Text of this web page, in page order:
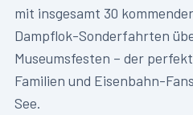
mit insgesamt 30
Dampflok-Sonderfahrten
Museumsfesten – der
Familien und Eisenbahn-
See.